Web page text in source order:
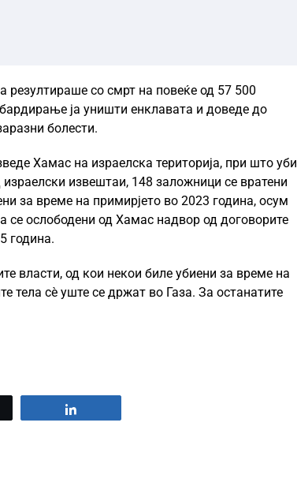
резултираше со смрт на повеќе од 57 500
ја уништи енклавата и доведе до
болести.
Хамас на израелска територија, при што уби
извештаи, 148 заложници се вратени
за време на примирјето во 2023 година, осум
се ослободени од Хамас надвор од договорите
година.
власти, од кои некои биле убиени за време на
тела сè уште се држат во Газа. За останатите